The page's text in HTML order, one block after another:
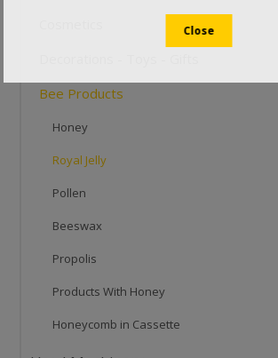
Bee Products
Honey
Royal Jelly
Pollen
Beeswax
Propolis
Products With Honey
Honeycomb in Cassette